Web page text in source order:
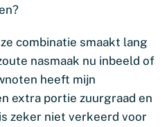
combinatie smaakt lang
nasmaak nu inbeeld of
heeft mijn
extra portie zuurgraad en
zeker niet verkeerd voor